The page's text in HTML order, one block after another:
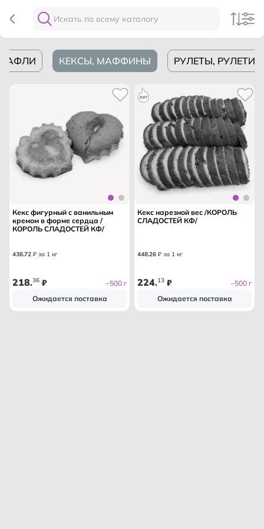
ВАФЛИ КЕКСЫ, МАФФИНЫ РУЛЕТЫ,
Кекс фигурный с ванильным
кремом в форме сердца /
КОРОЛЬ СЛАДОСТЕЙ КФ/
436.72 ₽ за 1 кг
218.36 ₽
~500 г
Ожидается поставка
Кекс нарезной вес /КОРОЛЬ
СЛАДОСТЕЙ КФ/
448.26 ₽ за 1 кг
224.13 ₽
~500 г
Ожидается поставка